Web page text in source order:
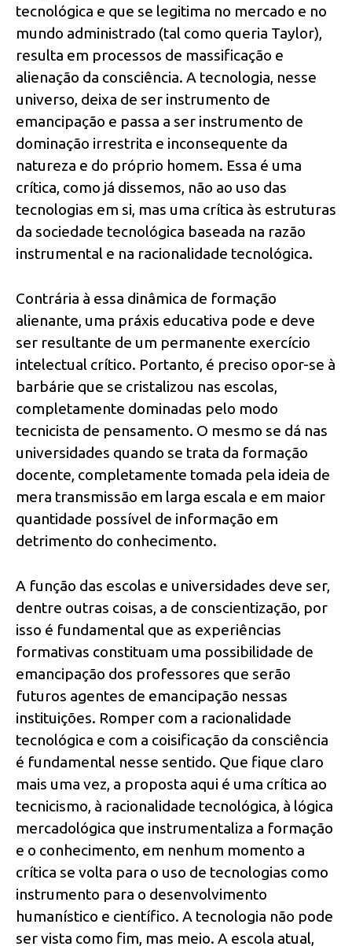
tecnológica e que se legitima no mercado e no
mundo administrado (tal como queria Taylor),
resulta em processos de massificação e
alienação da consciência. A tecnologia, nesse
universo, deixa de ser instrumento de
emancipação e passa a ser instrumento de
dominação irrestrita e inconsequente da
natureza e do próprio homem. Essa é uma
crítica, como já dissemos, não ao uso das
tecnologias em si, mas uma crítica às estruturas
da sociedade tecnológica baseada na razão
instrumental e na racionalidade tecnológica.
Contrária à essa dinâmica de formação
alienante, uma práxis educativa pode e deve
ser resultante de um permanente exercício
intelectual crítico. Portanto, é preciso opor-se à
barbárie que se cristalizou nas escolas,
completamente dominadas pelo modo
tecnicista de pensamento. O mesmo se dá nas
universidades quando se trata da formação
docente, completamente tomada pela ideia de
mera transmissão em larga escala e em maior
quantidade possível de informação em
detrimento do conhecimento.
A função das escolas e universidades deve ser,
dentre outras coisas, a de conscientização, por
isso é fundamental que as experiências
formativas constituam uma possibilidade de
emancipação dos professores que serão
futuros agentes de emancipação nessas
instituições. Romper com a racionalidade
tecnológica e com a coisificação da consciência
é fundamental nesse sentido. Que fique claro
mais uma vez, a proposta aqui é uma crítica ao
tecnicismo, à racionalidade tecnológica, à lógica
mercadológica que instrumentaliza a formação
e o conhecimento, em nenhum momento a
crítica se volta para o uso de tecnologias como
instrumento para o desenvolvimento
humanístico e científico. A tecnologia não pode
ser vista como fim, mas meio. A escola atual,